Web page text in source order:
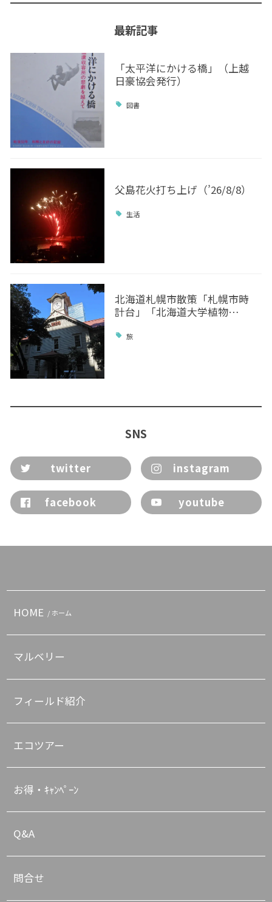
最新記事
「太平洋にかける橋」（上越
日豪協会発行）
図書
父島花火打ち上げ（’26/8/8）
生活
北海道札幌市散策「札幌市時
計台」「北海道大学植物…
旅
SNS
twitter instagram
facebook youtube
HOME / ホーム
マルベリー
フィールド紹介
エコツアー
お得・ｷｬﾝﾍﾟｰﾝ
Q&A
問合せ